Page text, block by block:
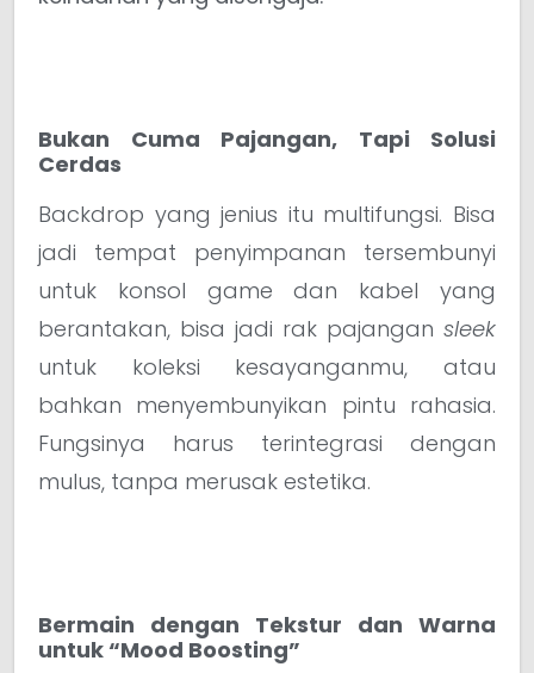
Bukan Cuma Pajangan, Tapi Solusi
Cerdas
Backdrop yang jenius itu multifungsi. Bisa
jadi tempat penyimpanan tersembunyi
untuk konsol game dan kabel yang
berantakan, bisa jadi rak pajangan sleek
untuk koleksi kesayanganmu, atau
bahkan menyembunyikan pintu rahasia.
Fungsinya harus terintegrasi dengan
mulus, tanpa merusak estetika.
Bermain dengan Tekstur dan Warna
untuk “Mood Boosting”